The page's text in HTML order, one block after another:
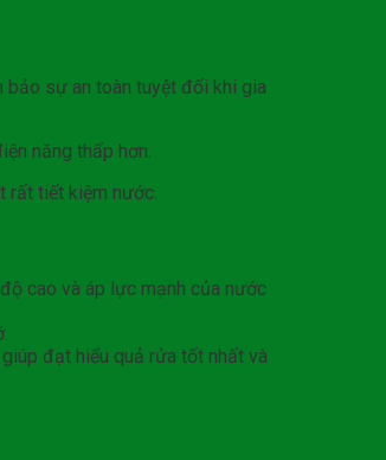
bảo sự an toàn tuyệt đối khi gia
năng thấp hơn.
rất tiết kiệm nước.
cao và áp lực mạnh của nước
đạt hiểu quả rửa tốt nhất và